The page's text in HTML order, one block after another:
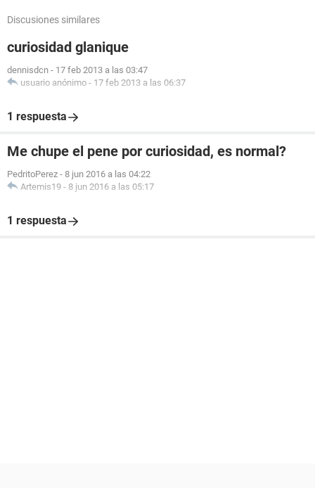
Discusiones similares
curiosidad glanique
dennisdcn - 17 feb 2013 a las 03:47
usuario anónimo - 17 feb 2013 a las 06:37
1 respuesta
Me chupe el pene por curiosidad, es normal?
PedritoPerez - 8 jun 2016 a las 04:22
Artemis19 - 8 jun 2016 a las 05:17
1 respuesta